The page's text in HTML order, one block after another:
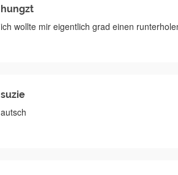
hungzt
ich wollte mir eigentlich grad einen
suzie
autsch